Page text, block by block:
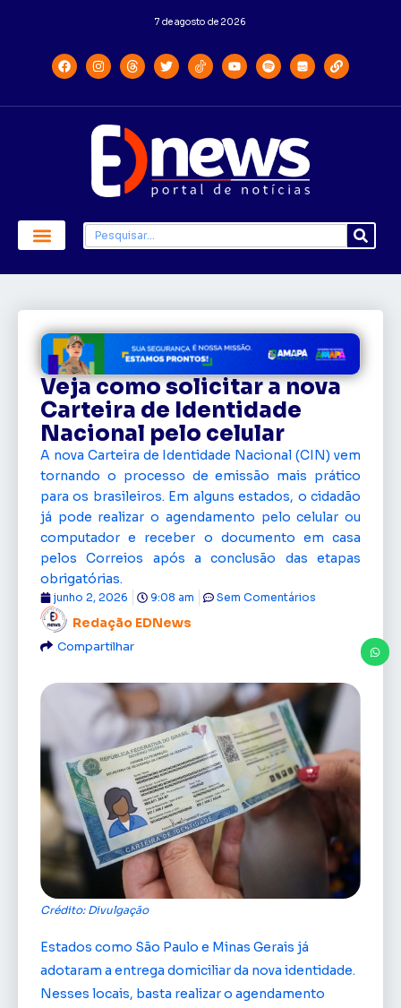
7 de agosto de 2026
Veja como solicitar a nova
Carteira de Identidade
Nacional pelo celular
A nova Carteira de Identidade Nacional (CIN) vem
tornando o processo de emissão mais prático
para os brasileiros. Em alguns estados, o cidadão
já pode realizar o agendamento pelo celular ou
computador e receber o documento em casa
pelos Correios após a conclusão das etapas
obrigatórias.
Redação EDNews
junho 2, 2026 9:08 am Sem Comentários
Compartilhar
Crédito: Divulgação
Estados como São Paulo e Minas Gerais já
adotaram a entrega domiciliar da nova identidade.
Nesses locais, basta realizar o agendamento